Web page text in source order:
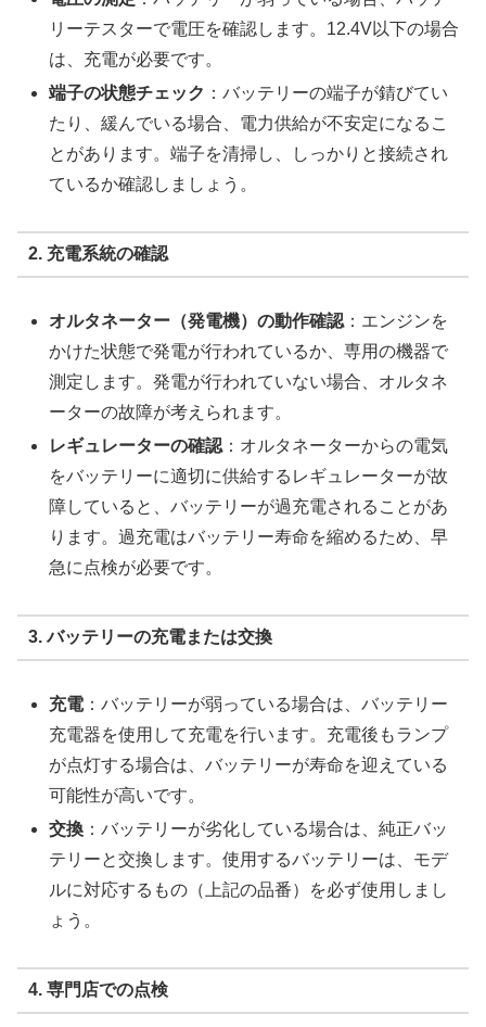
リーテスターで電圧を確認します。12.4V以下の場合
は、充電が必要です。
端子の状態チェック ：バッテリーの端子が錆びてい
たり、緩んでいる場合、電力供給が不安定になるこ
とがあります。端子を清掃し、しっかりと接続され
ているか確認しましょう。
2. 充電系統の確認
オルタネーター（発電機）の動作確認 ：エンジンを
かけた状態で発電が行われているか、専用の機器で
測定します。発電が行われていない場合、オルタネ
ーターの故障が考えられます。
レギュレーターの確認 ：オルタネーターからの電気
をバッテリーに適切に供給するレギュレーターが故
障していると、バッテリーが過充電されることがあ
ります。過充電はバッテリー寿命を縮めるため、早
急に点検が必要です。
3. バッテリーの充電または交換
充電：バッテリーが弱っている場合は、バッテリー
充電器を使用して充電を行います。充電後もランプ
が点灯する場合は、バッテリーが寿命を迎えている
可能性が高いです。
交換 ：バッテリーが劣化している場合は、純正バッ
テリーと交換します。使用するバッテリーは、モデ
ルに対応するもの（上記の品番）を必ず使用しまし
ょう。
4. 専門店での点検